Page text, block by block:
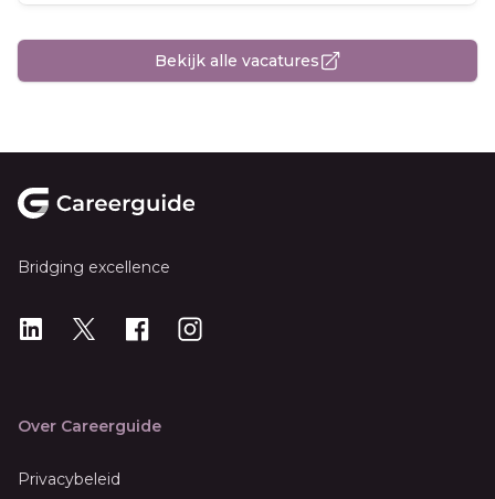
Bekijk alle vacatures
Bridging excellence
LinkedIn
X Instagram
Over Careerguide
Privacybeleid